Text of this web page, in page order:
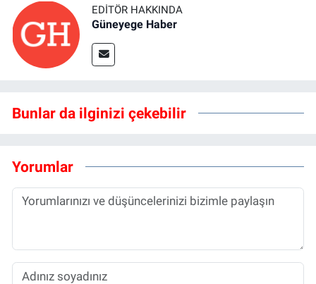
EDITÖR HAKKINDA
Güneyege Haber
Bunlar da ilginizi çekebilir
Yorumlar